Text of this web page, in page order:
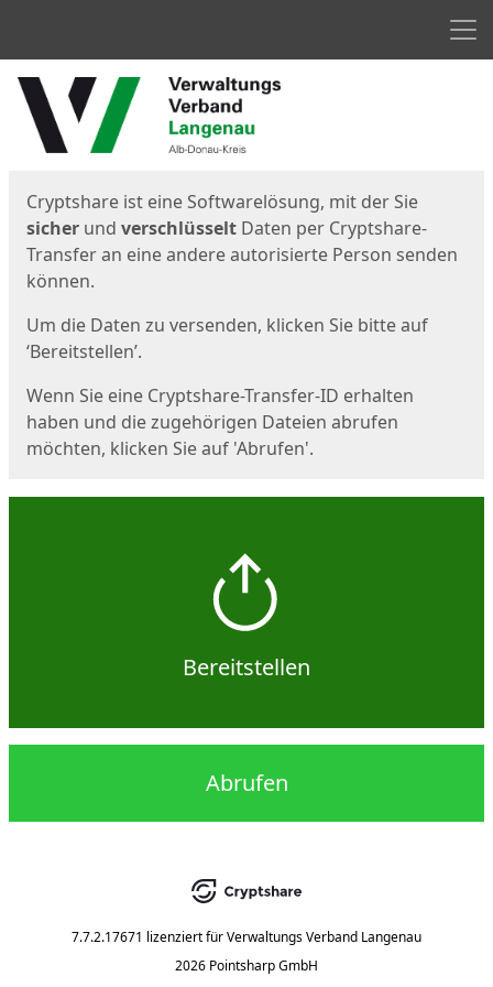
Start
Cryptshare ist eine Softwarelösung, mit der Sie
sicher und verschlüsselt Daten per Cryptshare-
Transfer an eine andere autorisierte Person senden
können.
Um die Daten zu versenden, klicken Sie bitte auf
‘Bereitstellen’.
Wenn Sie eine Cryptshare-Transfer-ID erhalten
haben und die zugehörigen Dateien abrufen
möchten, klicken Sie auf 'Abrufen'.
Bereitstellen
Abrufen
7.7.2.17671 lizenziert fürVerwaltungs Verband Langenau
2026 Pointsharp GmbH